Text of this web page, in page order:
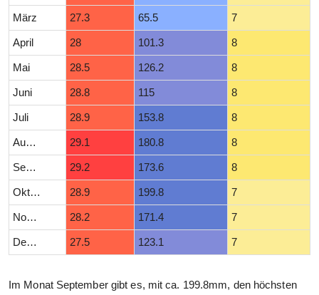
März 27.3 65.5 7
April 28 101.3 8
Mai 28.5 126.2 8
Juni 28.8 115 8
Juli 28.9 153.8 8
August 29.1 180.8 8
September 29.2 173.6 8
Oktober 28.9 199.8 7
November 28.2 171.4 7
Dezember 27.5 123.1 7
Im Monat September gibt es, mit ca. 199.8mm, den höchsten